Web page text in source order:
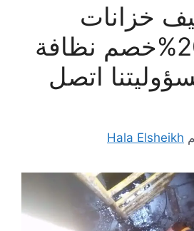
خزانات
بالخرج بـ20%خصم نظافة
اتصل
Hala Elsheikh